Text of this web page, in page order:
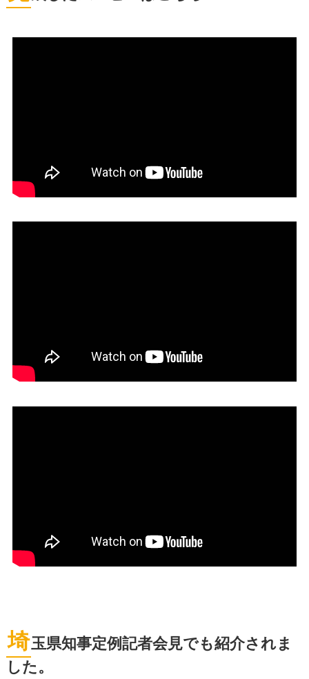
埼玉県知事定例記者会見でも紹介されま
した。